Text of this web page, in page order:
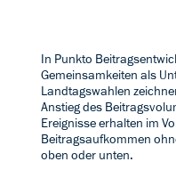
In Punkto
Gemeinsamkeiten als
Landtagswahlen
Anstieg des
Ereignisse erhalten im
Beitragsaufkommen
oben oder unten.